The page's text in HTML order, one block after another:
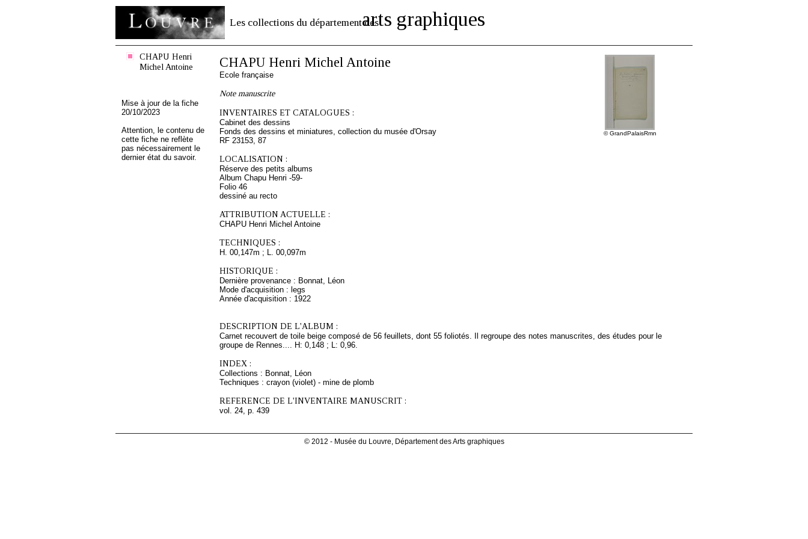
Les collections du département desarts graphiques
CHAPU Henri
Michel Antoine
Mise à jour de la fiche
20/10/2023
Attention, le contenu de
cette fiche ne reflète
pas nécessairement le
dernier état du savoir.
© GrandPalaisRmn
CHAPU Henri Michel Antoine
Ecole française
Note manuscrite
INVENTAIRES ET CATALOGUES :
Cabinet des dessins
Fonds des dessins et miniatures, collection du musée d'Orsay
RF 23153, 87
LOCALISATION :
Réserve des petits albums
Album Chapu Henri -59-
Folio 46
dessiné au recto
ATTRIBUTION ACTUELLE :
CHAPU Henri Michel Antoine
TECHNIQUES :
H. 00,147m ; L. 00,097m
HISTORIQUE :
Dernière provenance : Bonnat, Léon
Mode d'acquisition : legs
Année d'acquisition : 1922
DESCRIPTION DE L'ALBUM :
Carnet recouvert de toile beige composé de 56 feuillets, dont 55 foliotés. Il regroupe des notes manuscrites, des études pour le
groupe de Rennes.... H: 0,148 ; L: 0,96.
INDEX :
Collections : Bonnat, Léon
Techniques : crayon (violet) - mine de plomb
REFERENCE DE L'INVENTAIRE MANUSCRIT :
vol. 24, p. 439
© 2012 - Musée du Louvre, Département des Arts graphiques